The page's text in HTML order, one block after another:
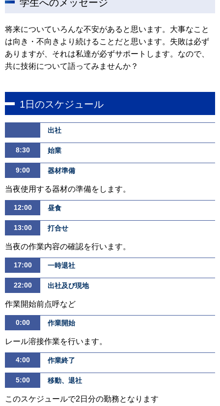
学生へのメッセージ
将来についていろんな不安があると思います。大事なこと
は向き・不向きより続けることだと思います。失敗は必ず
ありますが、それは私達が必ずサポートします。なので、
共に技術について語ってみませんか？
1日のスケジュール
出社
8:30 始業
9:00 器材準備
当夜使用する器材の準備をします。
12:00 昼食
13:00 打合せ
当夜の作業内容の確認を行います。
17:00 一時退社
22:00 出社及び現地
作業開始前点呼など
0:00 作業開始
レール溶接作業を行います。
4:00 作業終了
5:00 移動、退社
このスケジュールで2日分の勤務となります